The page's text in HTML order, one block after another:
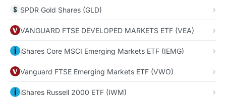
SPDR Gold Shares (GLD)
VANGUARD FTSE DEVELOPED MARKETS ETF (VEA)
iShares Core MSCI Emerging Markets ETF (IEMG)
Vanguard FTSE Emerging Markets ETF (VWO)
iShares Russell 2000 ETF (IWM)